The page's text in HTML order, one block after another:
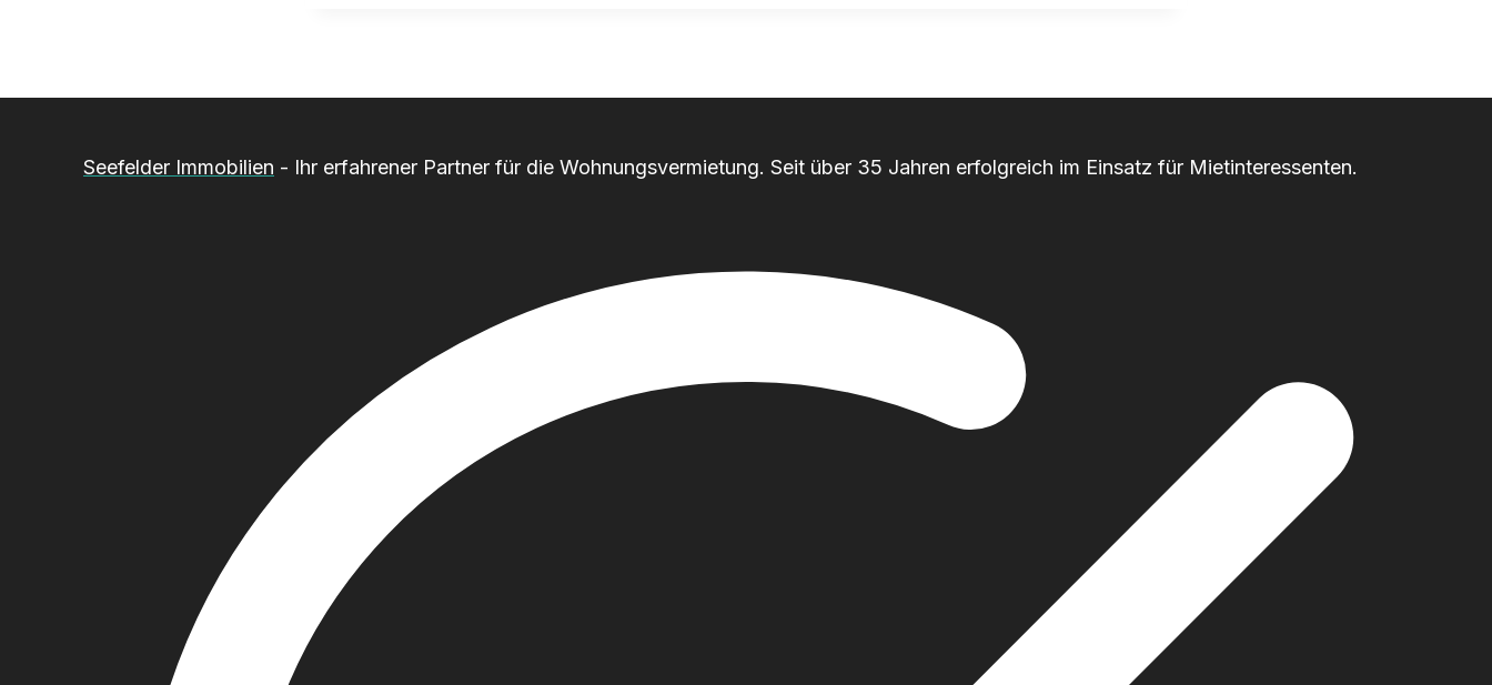
Seefelder Immobilien - Ihr erfahrener Partner für die Wohnungsvermietung. Seit über 35 Jahren erfolgreich im Einsatz für Mietinteressenten.